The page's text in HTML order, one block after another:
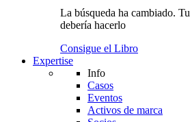
La búsqueda ha cambiado.
debería hacerlo
Consigue el Libro
Expertise
Info
Casos
Eventos
Activos de marca